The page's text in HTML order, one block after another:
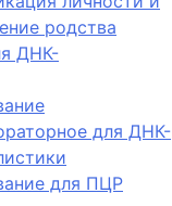
родства
ДНК-
для ДНК-
для ПЦР